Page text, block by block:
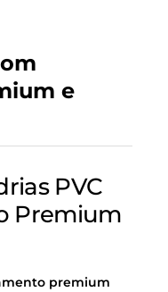
e
PVC
Premium
premium